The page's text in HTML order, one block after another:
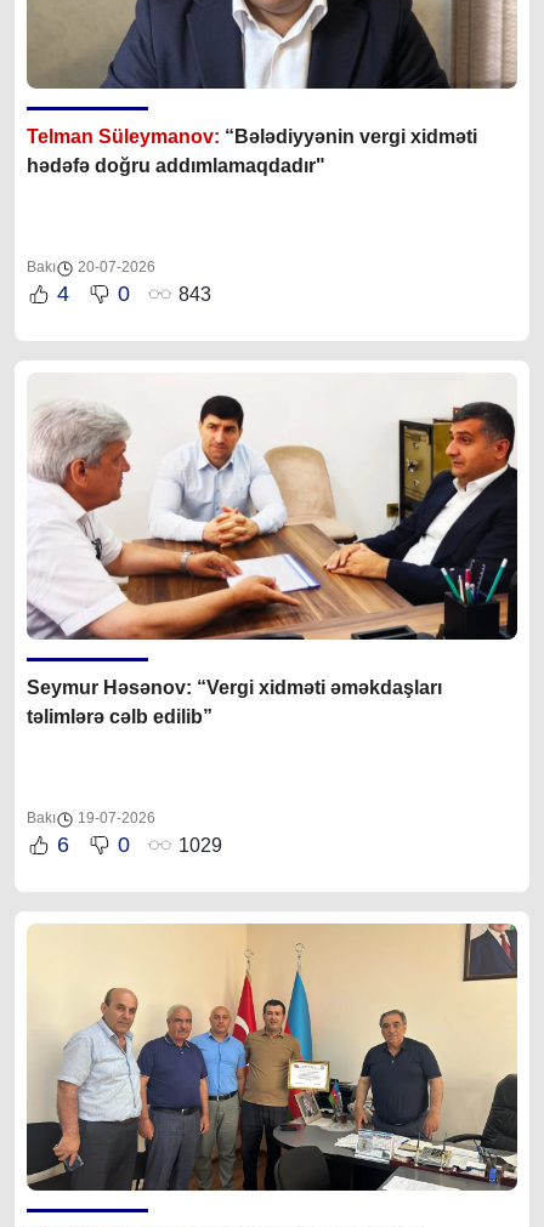
Telman Süleymanov: “Bələdiyyənin vergi xidməti
hədəfə doğru addımlamaqdadır"
Bakı 20-07-2026
4 0 843
Seymur Həsənov: “Vergi xidməti əməkdaşları
təlimlərə cəlb edilib”
Bakı 19-07-2026
6 0 1029